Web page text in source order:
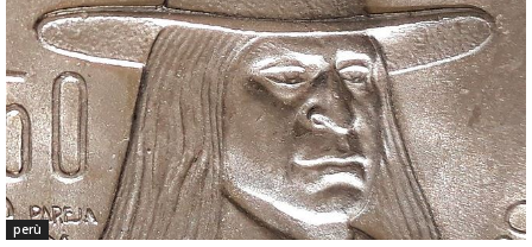
perù